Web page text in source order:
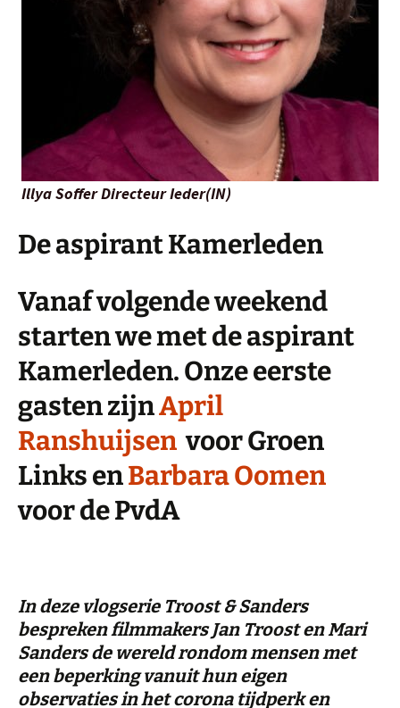
Illya Soffer Directeur Ieder(IN)
De aspirant Kamerleden
Vanaf volgende weekend
starten we met de aspirant
Kamerleden. Onze eerste
gasten zijnApril
Ranshuijsen voor Groen
Links enBarbara Oomen
voor de PvdA
In deze vlogserie Troost & Sanders
bespreken filmmakers Jan Troost en Mari
Sanders de wereld rondom mensen met
een beperking vanuit hun eigen
observaties in het corona tijdperk en